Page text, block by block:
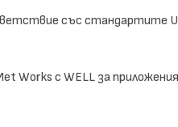
със стандартите
Works с WELL за приложения